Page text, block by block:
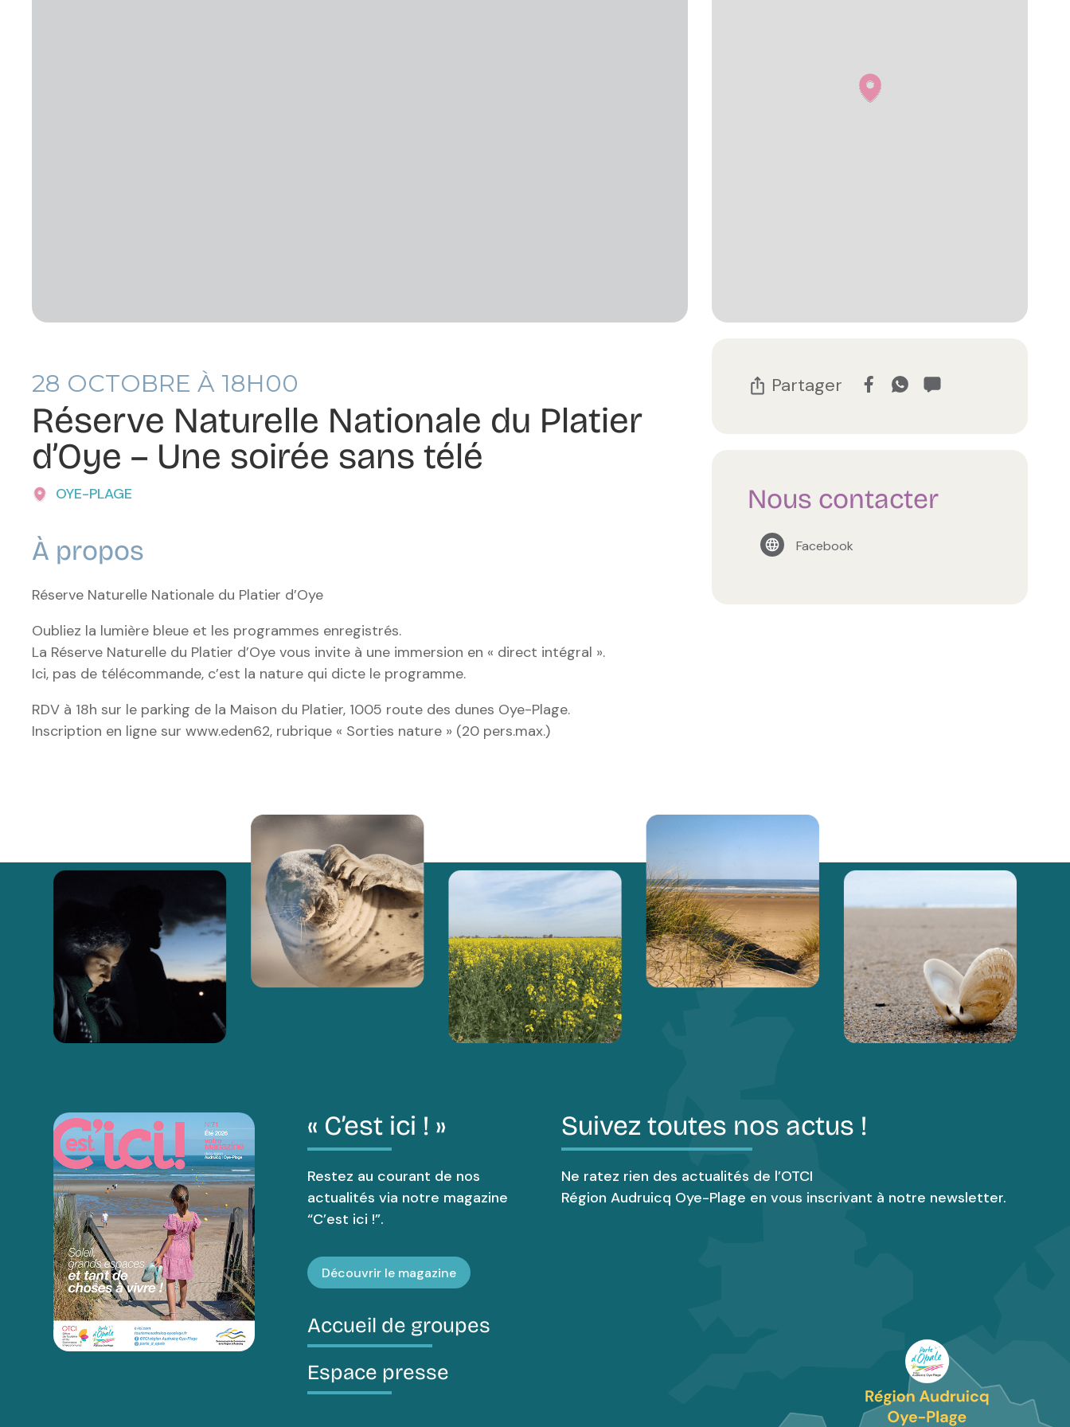
28 OCTOBRE À 18H00
Réserve Naturelle Nationale du Platier
d’Oye – Une soirée sans télé
OYE-PLAGE
À propos
Réserve Naturelle Nationale du Platier d’Oye
Oubliez la lumière bleue et les programmes enregistrés.
La Réserve Naturelle du Platier d’Oye vous invite à une immersion en « direct intégral ».
Ici, pas de télécommande, c’est la nature qui dicte le programme.
RDV à 18h sur le parking de la Maison du Platier, 1005 route des dunes Oye-Plage.
Inscription en ligne sur www.eden62, rubrique « Sorties nature » (20 pers.max.)
Partager
Nous contacter
Facebook
« C’est ici ! »
Restez au courant de nos
actualités via notre magazine
“C’est ici !”.
Découvrir le magazine
Accueil de groupes
Espace presse
Suivez toutes nos actus !
Ne ratez rien des actualités de l’OTCI
Région Audruicq Oye-Plage en vous inscrivant à notre newsletter.